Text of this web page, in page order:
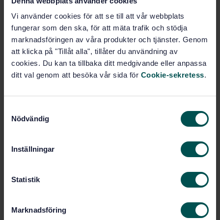
Vi använder cookies för att se till att vår webbplats
fungerar som den ska, för att mäta trafik och stödja
marknadsföringen av våra produkter och tjänster. Genom
att klicka på "Tillåt alla", tillåter du användning av
cookies. Du kan ta tillbaka ditt medgivande eller anpassa
ditt val genom att besöka vår sida för Cookie-sekretess.
Nödvändig
Inställningar
Statistik
Marknadsföring
content by combustion according to the Dumas
principle and calculation of the crude protein content
- Part 2: Cereals, pulses and milled cereal products
(ISO 16634-2:2016)
Prenumerera på standarden - Läs mer
Lägg i varukorgen
Internationell titel: